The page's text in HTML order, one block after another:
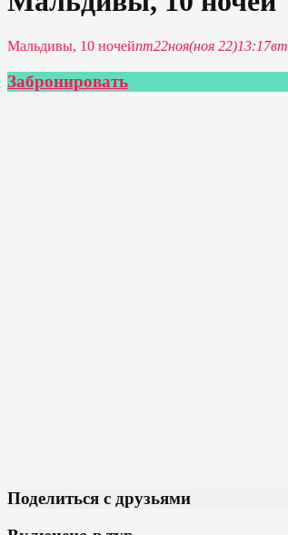
Мальдивы, 10 ночейпт22ноя(ноя 22)13:17вт
Забронировать
Поделиться с друзьями